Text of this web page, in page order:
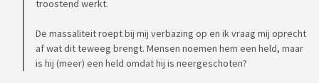
troostend werkt.
De massaliteit roept bij mij verbazing op en ik vraag mij oprecht
af wat dit teweeg brengt. Mensen noemen hem een held, maar
is hij (meer) een held omdat hij is neergeschoten?